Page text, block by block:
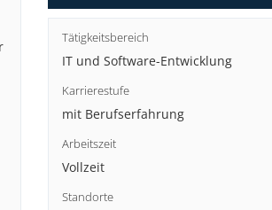
Tätigkeitsbereich
IT und Software-Entwicklung
Karrierestufe
mit Berufserfahrung
Arbeitszeit
Vollzeit
Standorte